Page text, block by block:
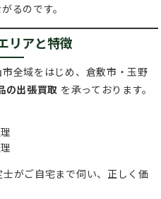
るのです。
リアと特徴
全域をはじめ、倉敷市・玉野
の出張買取 を承っております。
がご自宅まで伺い、正しく価